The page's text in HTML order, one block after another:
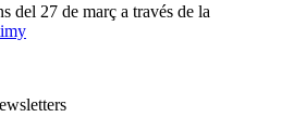
del 27 de març a través de la